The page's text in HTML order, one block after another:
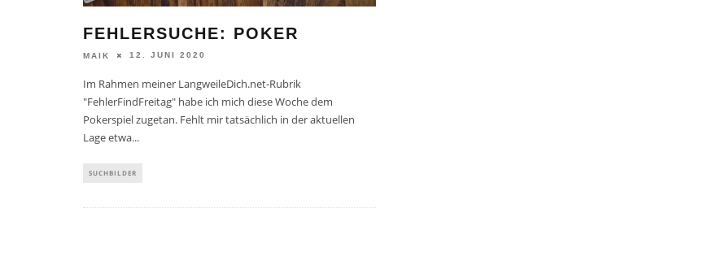
FEHLERSUCHE: POKER
MAIK 12. JUNI 2020
Im Rahmen meiner LangweileDich.net-Rubrik
"FehlerFindFreitag" habe ich mich diese Woche dem
Pokerspiel zugetan. Fehlt mir tatsächlich in der aktuellen
Lage etwa...
SUCHBILDER